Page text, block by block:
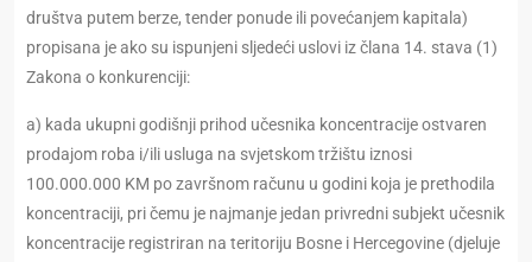
društva putem berze, tender ponude ili povećanjem kapitala)
propisana je ako su ispunjeni sljedeći uslovi iz člana 14. stava (1)
Zakona o konkurenciji:
a) kada ukupni godišnji prihod učesnika koncentracije ostvaren
prodajom roba i/ili usluga na svjetskom tržištu iznosi
100.000.000 KM po završnom računu u godini koja je prethodila
koncentraciji, pri čemu je najmanje jedan privredni subjekt učesnik
koncentracije registriran na teritoriju Bosne i Hercegovine (djeluje